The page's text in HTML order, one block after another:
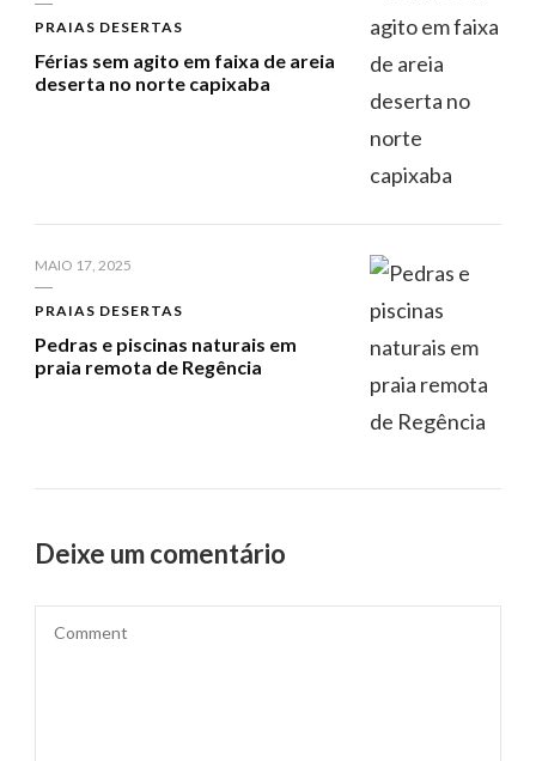
PRAIAS DESERTAS
Férias sem agito em faixa de areia
deserta no norte capixaba
MAIO 17, 2025
PRAIAS DESERTAS
Pedras e piscinas naturais em
praia remota de Regência
Deixe um comentário